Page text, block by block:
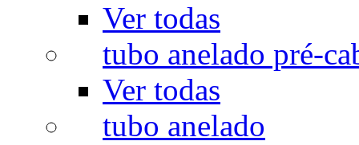
Ver todas
tubo anelado pré-
Ver todas
tubo anelado